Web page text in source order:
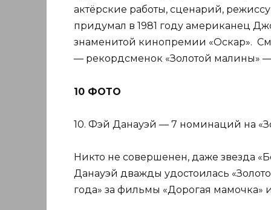
актёрские работы, сценарий,
придумал в 1981 году американец
знаменитой кинопремии «Оскар».
— рекордсменок «Золотой малины»
10 ФОТО
10. Фэй Данауэй — 7 номинаций на
Никто не совершенен, даже звезда
Данауэй дважды удостоилась
года» за фильмы «Дорогая мамочка»